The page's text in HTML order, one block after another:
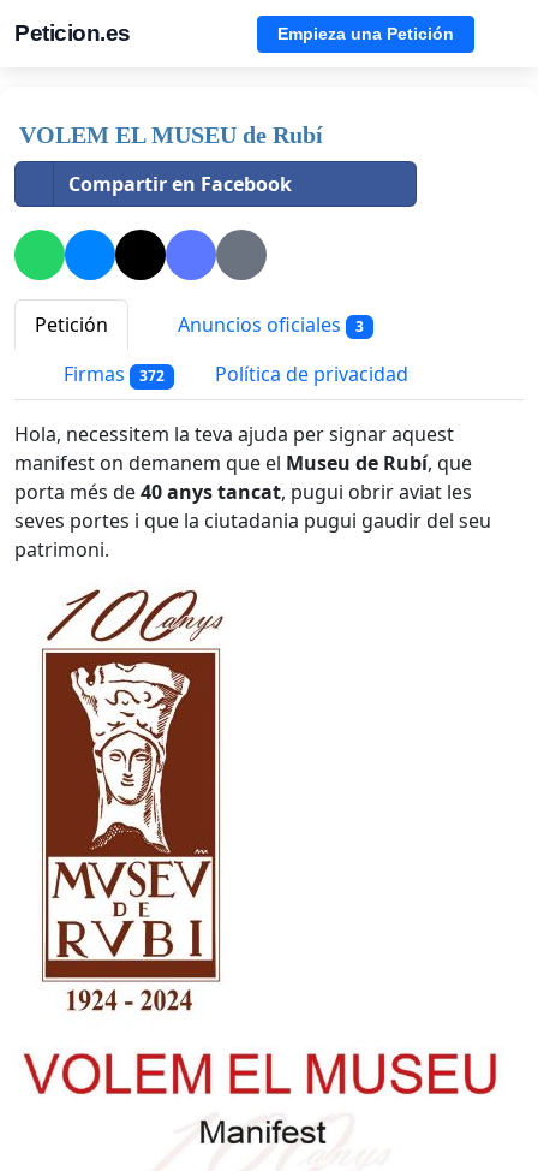
Peticion.es Empieza una Petición
VOLEM EL MUSEU de Rubí
Compartir en Facebook
Petición Anuncios oficiales 3
Firmas 372 Política de privacidad
Hola, necessitem la teva ajuda per signar aquest
manifest on demanem que el Museu de Rubí, que
porta més de40 anys tancat, pugui obrir aviat les
seves portes i que la ciutadania pugui gaudir del seu
patrimoni.